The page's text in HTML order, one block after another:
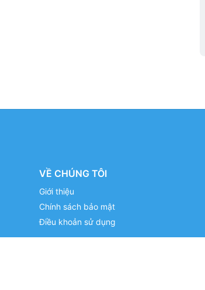
VỀ CHÚNG TÔI
Giới thiệu
Chính sách bảo mật
Điều khoản sử dụng